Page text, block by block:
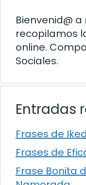
Bienvenid@
recopilamos
online.
Sociales.
Entradas
Frases de
Frases de
Frase Bonita